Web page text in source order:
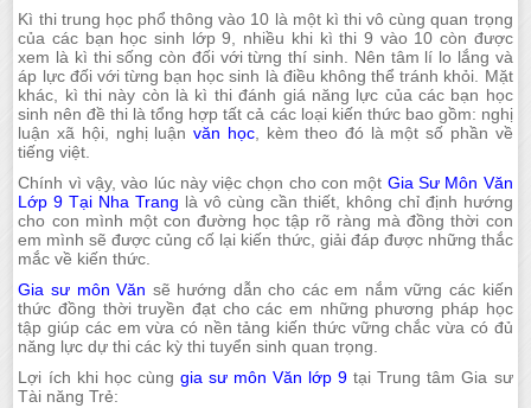
Kì thi trung học phổ thông vào 10 là một kì thi vô cùng quan trọng
của các bạn học sinh lớp 9, nhiều khi kì thi 9 vào 10 còn được
xem là kì thi sống còn đối với từng thí sinh. Nên tâm lí lo lắng và
áp lực đối với từng bạn học sinh là điều không thể tránh khỏi. Mặt
khác, kì thi này còn là kì thi đánh giá năng lực của các bạn học
sinh nên đề thi là tổng hợp tất cả các loại kiến thức bao gồm: nghị
luận xã hội, nghị luậnvăn học, kèm theo đó là một số phần về
tiếng việt.
Chính vì vậy, vào lúc này việc chọn cho con một Gia Sư Môn Văn
Lớp 9 Tại Nha Trang là vô cùng cần thiết, không chỉ định hướng
cho con mình một con đường học tập rõ ràng mà đồng thời con
em mình sẽ được củng cố lại kiến thức, giải đáp được những thắc
mắc về kiến thức.
Gia sư môn Văn sẽ hướng dẫn cho các em nắm vững các kiến
thức đồng thời truyền đạt cho các em những phương pháp học
tập giúp các em vừa có nền tảng kiến thức vững chắc vừa có đủ
năng lực dự thi các kỳ thi tuyển sinh quan trọng.
Lợi ích khi học cùng gia sư môn Văn lớp 9 tại Trung tâm Gia sư
Tài năng Trẻ: